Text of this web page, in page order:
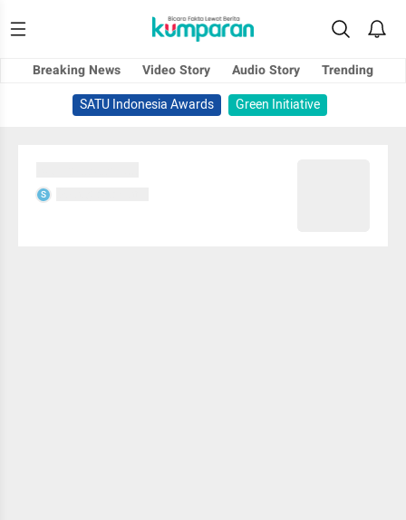
Breaking News Video Story Audio Story
Trending
SATU Indonesia Awards
Green Initiative
S